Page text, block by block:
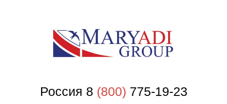
Россия 8 (800) 775-19-23